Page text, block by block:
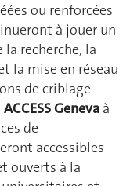
ou renforcées
à jouer un
recherche, la
la mise en réseau
de criblage
ACCESS Geneva à
de
accessibles
ouverts à la